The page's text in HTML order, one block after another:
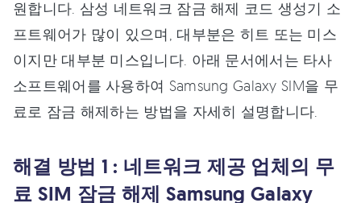
원합니다. 삼성 네트워크 잠금 해제 코드 생성기 소
프트웨어가 많이 있으며, 대부분은 히트 또는 미스
이지만 대부분 미스입니다. 아래 문서에서는 타사
소프트웨어를 사용하여 Samsung Galaxy SIM을 무
료로 잠금 해제하는 방법을 자세히 설명합니다.
해결 방법 1 : 네트워크 제공 업체의 무
료 SIM 잠금 해제 Samsung Galaxy